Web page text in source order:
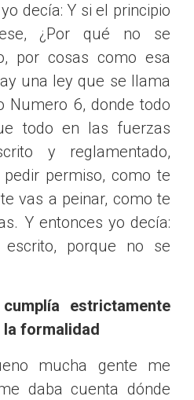
decía: Y si el principio
¿Por qué no se
por cosas como esa
una ley que se llama
Numero 6, donde todo
todo en las fuerzas
y reglamentado,
permiso, como te
vas a peinar, como te
Y entonces yo decía:
porque no se
estrictamente
la formalidad
mucha gente me
daba cuenta dónde